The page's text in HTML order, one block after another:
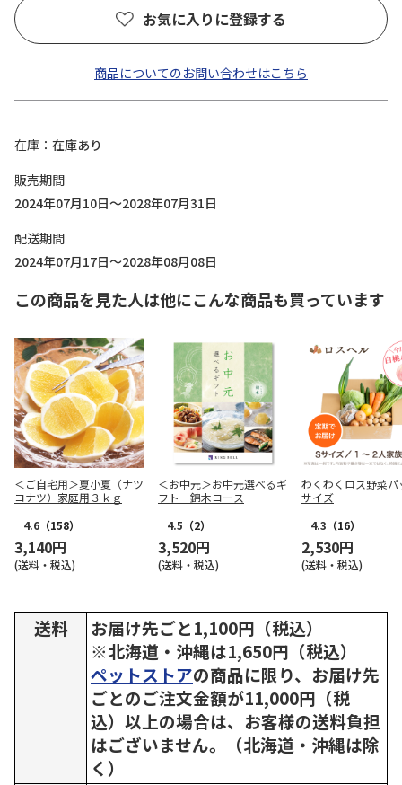
お気に入りに登録する
商品についてのお問い合わせはこちら
在庫
在庫あり
販売期間
2024年07月10日～2028年07月31日
配送期間
2024年07月17日～2028年08月08日
この商品を見た人は他にこんな商品も買っています
＜ご自宅用＞夏小夏（ナツ
コナツ）家庭用３ｋｇ
4.6 （158）
3,140円
(送料・税込)
＜お中元＞お中元選べるギ
フト 錦木コース
4.5 （2）
3,520円
(送料・税込)
わくわくロス野菜パ
サイズ
4.3 （16）
2,530円
(送料・税込)
送料
お届け先ごと1,100円（税込）
※北海道・沖縄は1,650円（税込）
ペットストアの商品に限り、お届け先
ごとのご注文金額が11,000円（税
込）以上の場合は、お客様の送料負担
はございません。（北海道・沖縄は除
く）